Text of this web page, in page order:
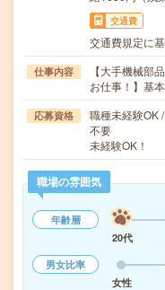
交通費
交通費規定に
仕事内容
【大手機械部
お仕事！】基
応募資格
職種未経験OK
不要
未経験OK！
職場の雰囲気
年齢層
20代
男女比率
女性